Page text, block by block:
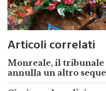
Articoli correlati
Monreale, il tribunale
annulla un altro